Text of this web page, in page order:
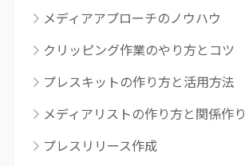
メディアアプローチのノウハウ
クリッピング作業のやり方とコツ
プレスキットの作り方と活用方法
メディアリストの作り方と関係作り
プレスリリース作成